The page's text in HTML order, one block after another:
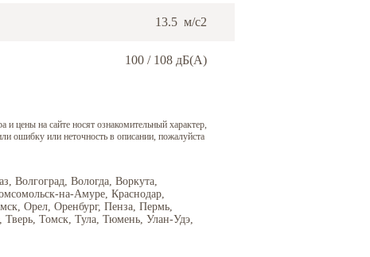
13.5 м/с2
100 / 108 дБ(А)
цены на сайте носят ознакомительный характер,
ошибку или неточность в описании, пожалуйста
Волгоград, Вологда, Воркута,
на-Амуре, Краснодар,
Орел, Оренбург, Пенза, Пермь,
Тверь, Томск, Тула, Тюмень, Улан-Удэ,